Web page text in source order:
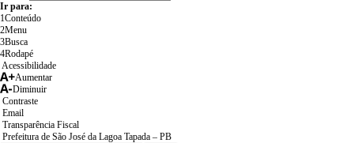
Ir para:
1Conteúdo
2Menu
3Busca
4Rodapé
Acessibilidade
Aumentar
Diminuir
Contraste
Email
Transparência Fiscal
Prefeitura de São José da Lagoa Tapada – PB